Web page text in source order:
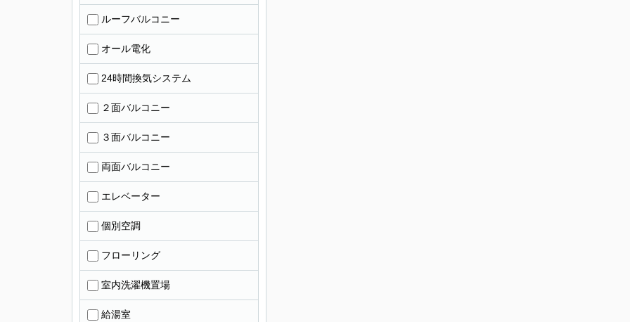
ルーフバルコニー
オール電化
24時間換気システム
２面バルコニー
３面バルコニー
両面バルコニー
エレベーター
個別空調
フローリング
室内洗濯機置場
給湯室